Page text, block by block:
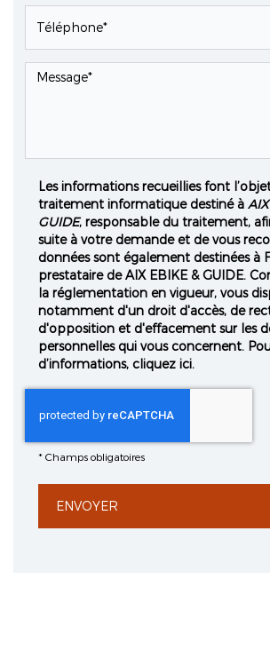
Les informations recueillies font
traitement informatique destiné àAIX
GUIDE, responsable du traitement,
suite à votre demande et de vous
données sont également destinées à
prestataire de AIX EBIKE & GUIDE.
la réglementation en vigueur, vous
notamment d'un droit d'accès, de
d'opposition et d'effacement sur les
personnelles qui vous concernent.
d’informations, cliquez ici.
* Champs obligatoires